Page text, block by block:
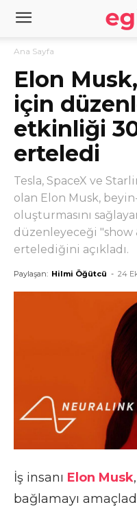
Ana Sayfa
Elon
için
etkinliği 30
erteledi
Tesla, SpaceX ve
olan Elon Musk,
oluşturmasını
düzenleyeceği "show
ertelediğini açıkladı.
Paylaşan: Hilmi Öğütcü - 24
İş insanı Elon Musk
bağlamayı